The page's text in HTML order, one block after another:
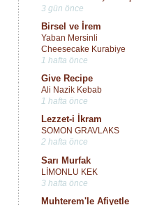
3 gün önce
Birsel ve İrem
Yaban Mersinli
Cheesecake Kurabiye
1 hafta önce
Give Recipe
Ali Nazik Kebab
1 hafta önce
Lezzet-i İkram
SOMON GRAVLAKS
2 hafta önce
Sarı Murfak
LİMONLU KEK
3 hafta önce
Muhterem'le Afiyetle